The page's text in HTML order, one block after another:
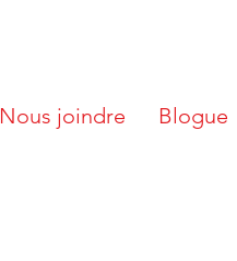
Nous joindre Blogue